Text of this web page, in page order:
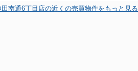
南通6丁目店の近くの売買物件をもっと見る